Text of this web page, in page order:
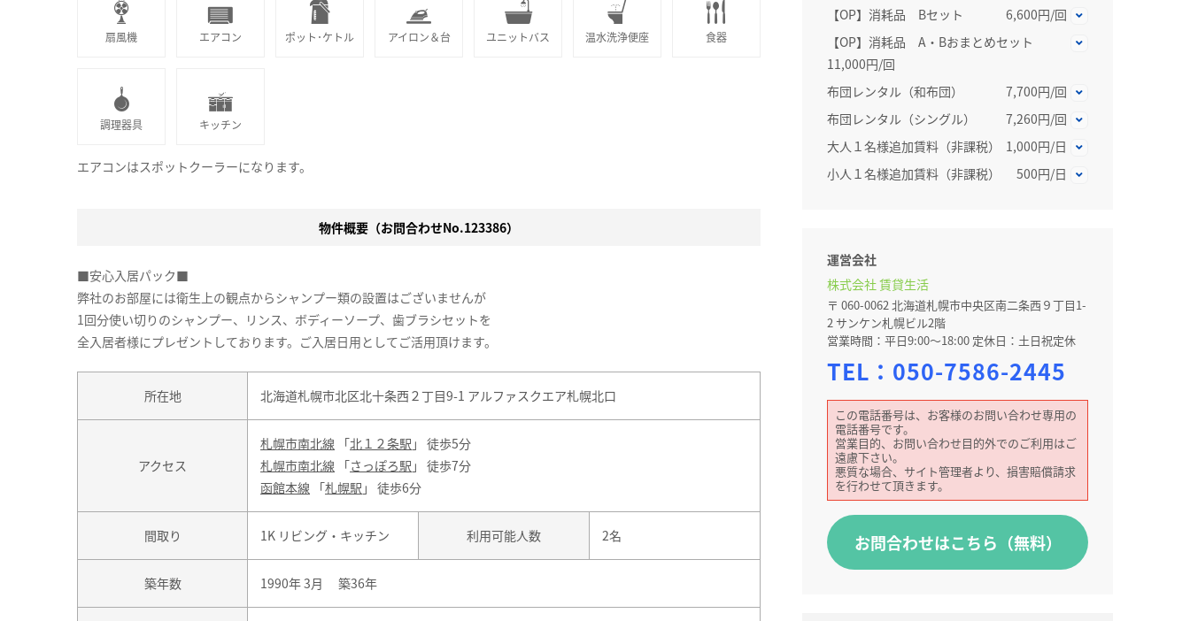
【OP】消耗品 Bセット
6,600円/回
【OP】消耗品 A・Bおまとめセット
11,000円/回
布団レンタル（和布団）
7,700円/回
布団レンタル（シングル）
7,260円/回
大人１名様追加賃料（非課税）
1,000円/日
小人１名様追加賃料（非課税）
500円/日
運営会社
株式会社 賃貸生活
〒 060-0062 北海道札幌市中央区南二条西９丁目1-
2 サンケン札幌ビル2階
営業時間：平日9:00～18:00 定休日：土日祝定休
TEL： 050-7586-2445
この電話番号は、お客様のお問い合わせ専用の
電話番号です。
営業目的、お問い合わせ目的外でのご利用はご
遠慮下さい。
悪質な場合、サイト管理者より、損害賠償請求
を行わせて頂きます。
お問合わせはこちら（無料）
扇風機 エアコン ポット･ケトル アイロン＆台 ユニットバス 温水洗浄便座 食器
調理器具 キッチン
エアコンはスポットクーラーになります。
物件概要（お問合わせNo.123386）
■安心入居パック■
弊社のお部屋には衛生上の観点からシャンプー類の設置はございませんが
1回分使い切りのシャンプー、リンス、ボディーソープ、歯ブラシセットを
全入居者様にプレゼントしております。ご入居日用としてご活用頂けます。
所在地 北海道札幌市北区北十条西２丁目9-1 アルファスクエア札幌北口
アクセス
札幌市南北線 「北１２条駅 」 徒歩5分
札幌市南北線 「さっぽろ駅 」 徒歩7分
函館本線 「札幌駅 」 徒歩6分
間取り 1K リビング・キッチン 利用可能人数 2名
築年数 1990年 3月 築36年